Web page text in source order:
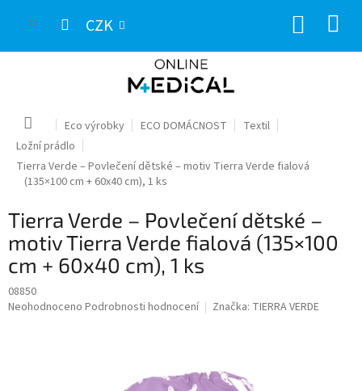
CZK
Domů Eco výrobky ECO DOMÁCNOST
Textil
Ložní prádlo
Tierra Verde – Povlečení dětské – motiv Tierra Verde fialová
(135×100 cm + 60x40 cm), 1 ks
Tierra Verde – Povlečení dětské –
motiv Tierra Verde fialová (135×100
cm + 60x40 cm), 1 ks
08850
Průměrné
Neohodnoceno Podrobnosti hodnocení Značka: TIERRA VERDE